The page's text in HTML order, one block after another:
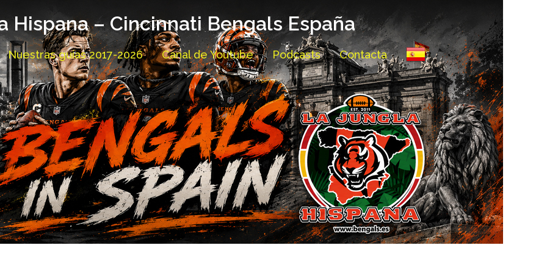
Hispana – Cincinnati Bengals España
Nuestras guías 2017-2026 Canal de Youtube Podcasts Contacta